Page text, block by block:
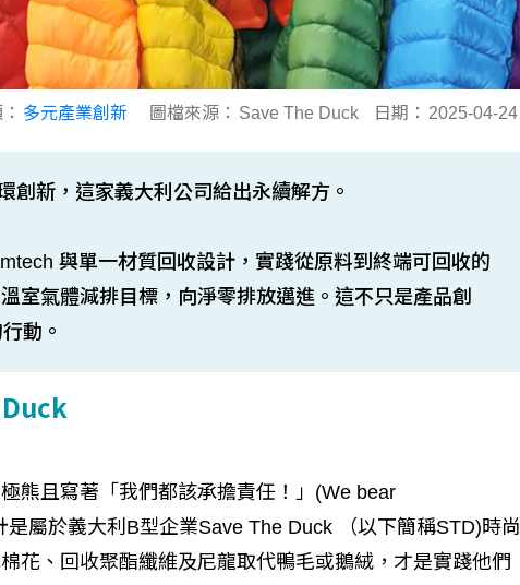
多元產業創新 圖檔來源： Save The Duck 日期： 2025-04-24
創新，這家義大利公司給出永續解方。
與單一材質回收設計，實踐從原料到終端可回收的
室氣體減排目標，向淨零排放邁進。這不只是產品創
動。
熊且寫著「我們都該承擔責任！」(We bear
屬於義大利B型企業Save The Duck （以下簡稱STD)時尚
花、回收聚酯纖維及尼龍取代鴨毛或鵝絨，才是實踐他們